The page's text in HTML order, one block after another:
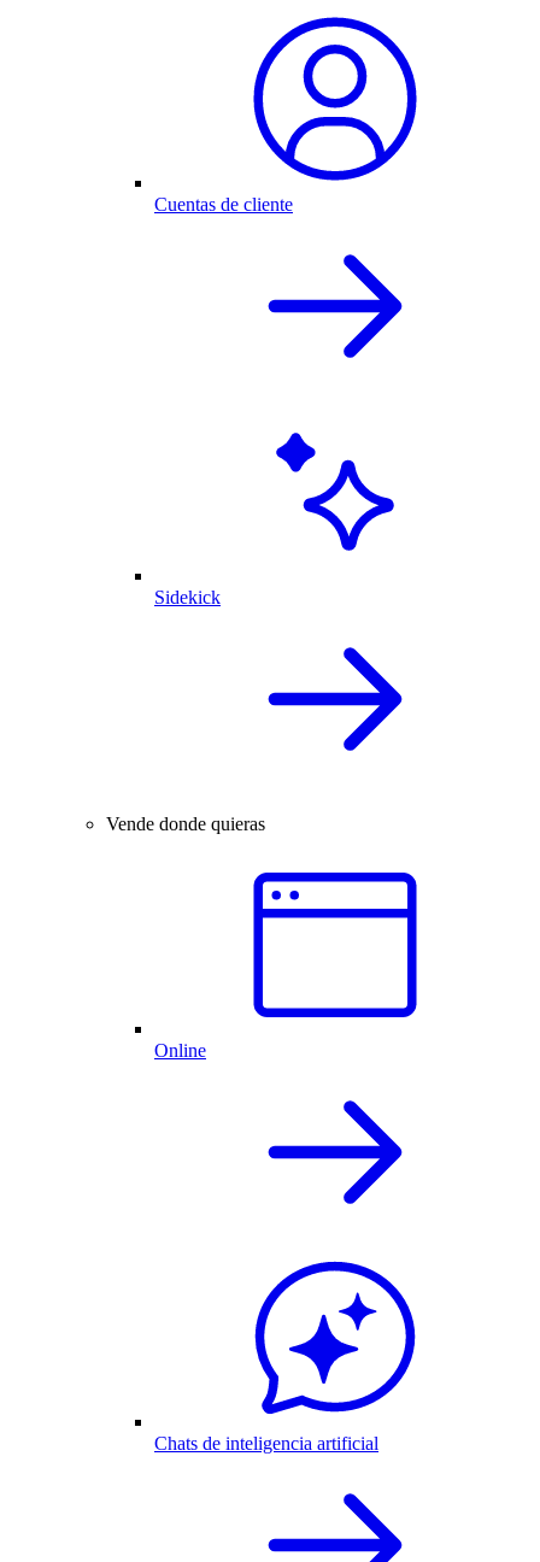
Cuentas de cliente
Sidekick
Vende donde quieras
Online
Chats de inteligencia artificial